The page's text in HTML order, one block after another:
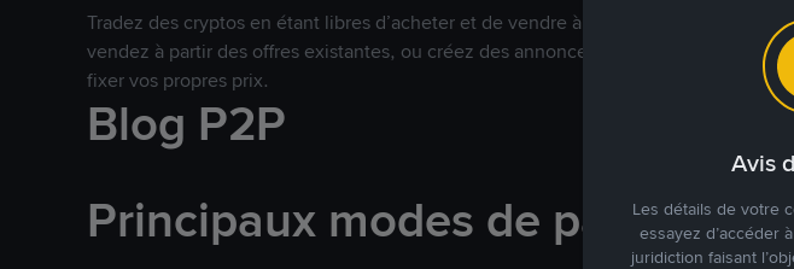
Tradez des cryptos en étant libres d’acheter et de vendre à votre prix. Achetez ou
vendez à partir des offres existantes, ou créez des annonces commerciales pour
fixer vos propres prix.
Blog P2P
Principaux modes de paiement
Avis
Les détails de votre
essayez d’accéder
juridiction faisant